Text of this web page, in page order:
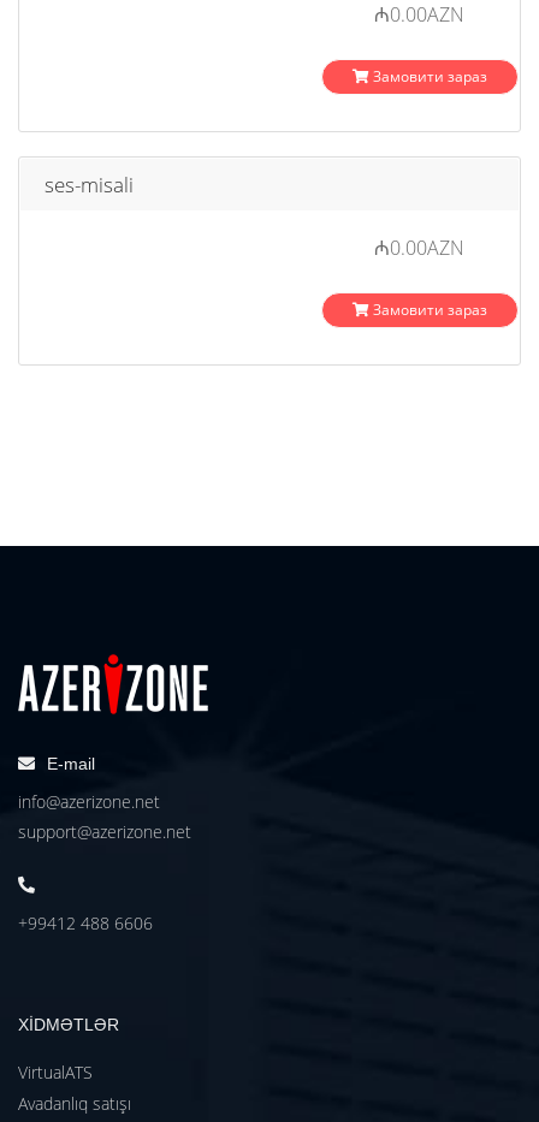
₼0.00AZN
Замовити зараз
ses-misali
₼0.00AZN
Замовити зараз
E-mail
info@azerizone.net
support@azerizone.net
+99412 488 6606
XİDMƏTLƏR
VirtualATS
Avadanlıq satışı